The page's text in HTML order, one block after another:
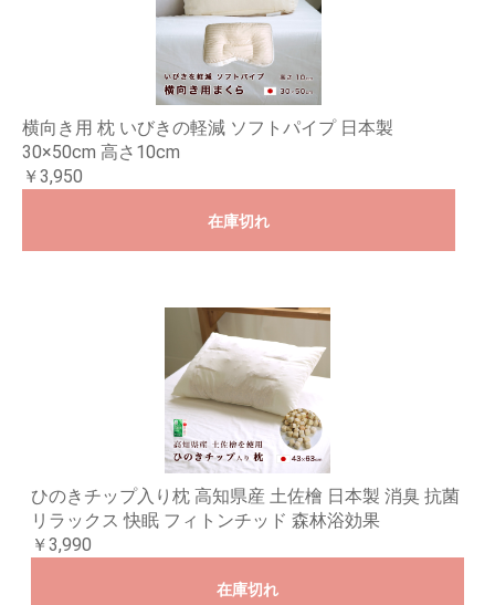
横向き用 枕 いびきの軽減 ソフトパイプ 日本製
30×50cm 高さ10cm
￥3,950
在庫切れ
ひのきチップ入り枕 高知県産 土佐檜 日本製 消臭 抗菌
リラックス 快眠 フィトンチッド 森林浴効果
￥3,990
在庫切れ